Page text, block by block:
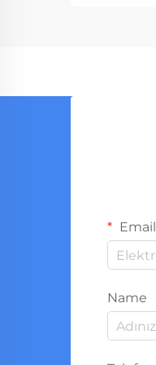
Email
Name